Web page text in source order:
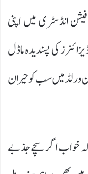
انڈسٹری میں اپنی
کی پسندیدہ ماڈل
ورلڈ میں سب کو حیران
خواب اگر سچے جذبے